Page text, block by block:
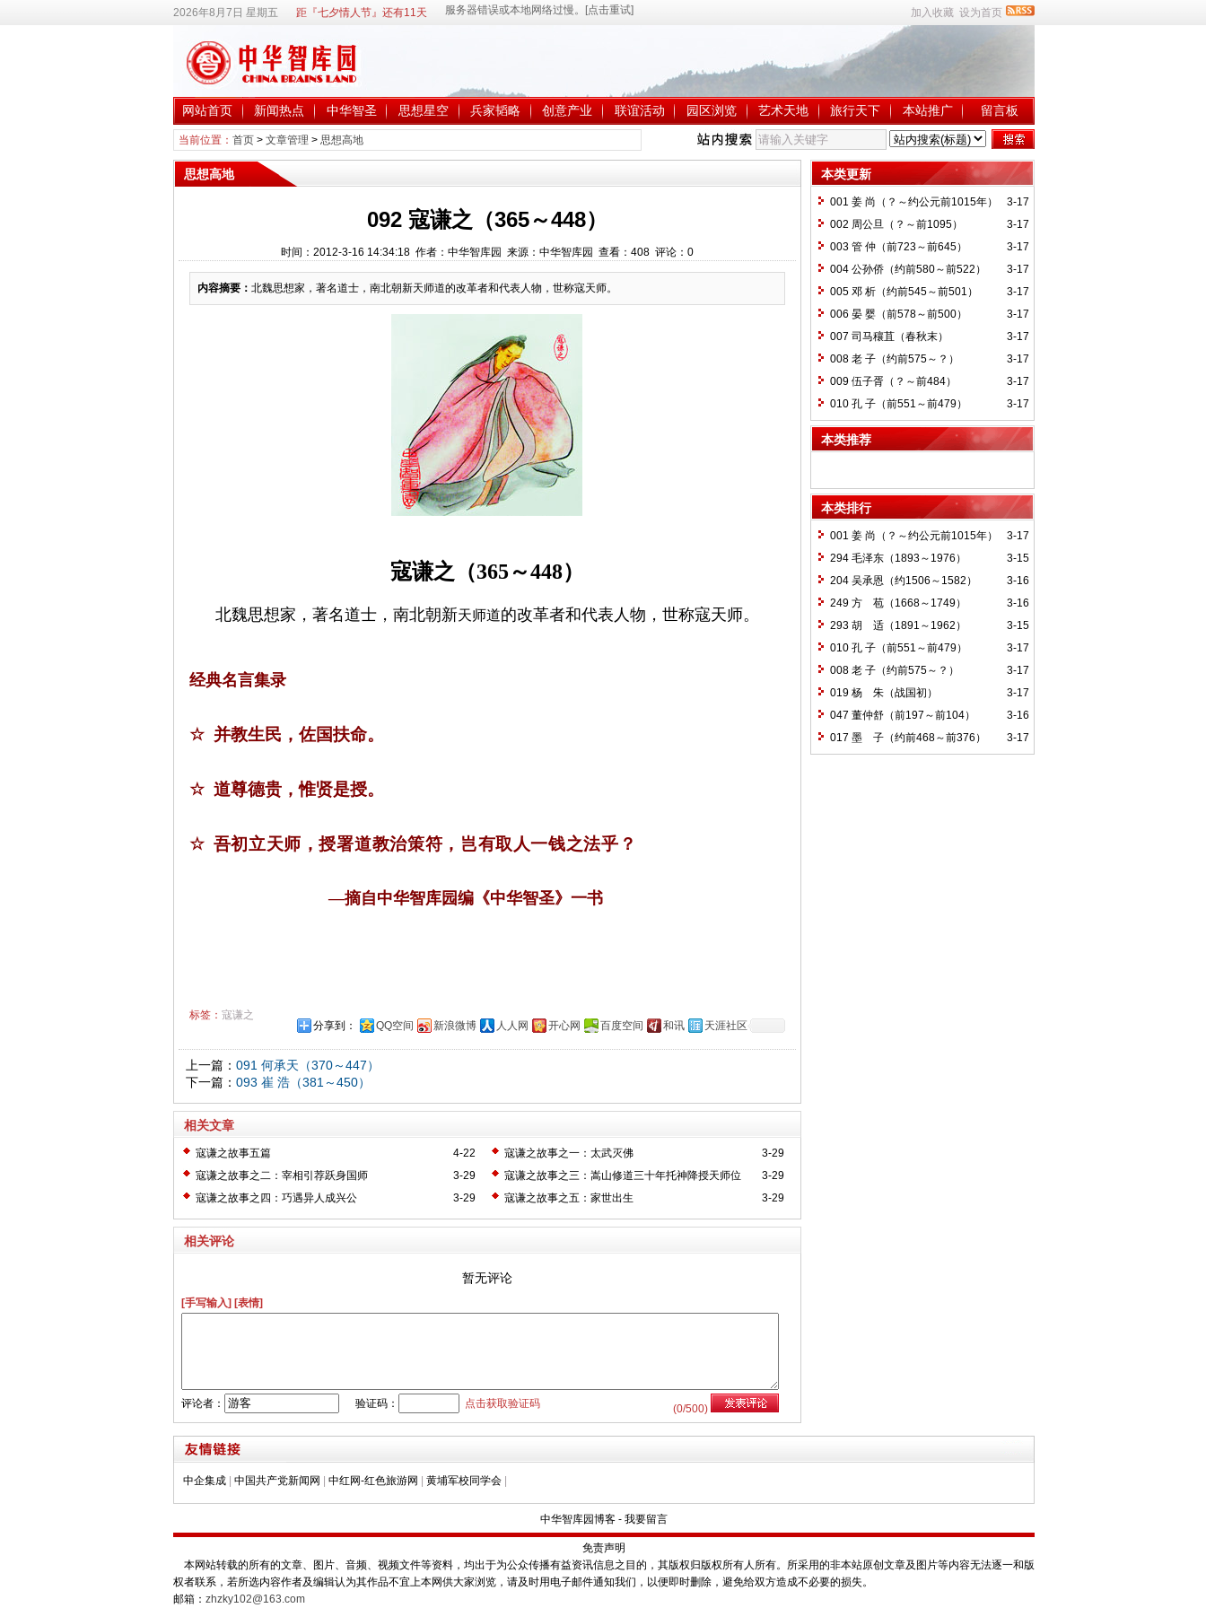
2026年8月7日 星期五 距『七夕情人节』还有11天 加入收藏 设为首页
网站首页 新闻热点 中华智圣 思想星空 兵家韬略 创意产业 联谊活动 园区浏览 艺术天地 旅行天下 本站推广 留言板
当前位置： 首页> 文章管理 > 思想高地
思想高地
092 寇谦之（365～448）
时间：2012-3-16 14:34:18 作者：中华智库园 来源：中华智库园 查看： 408评论： 0
内容摘要： 北魏思想家，著名道士，南北朝新天师道的改革者和代表人物，世称寇天师。
寇谦之（365～448）
北魏思想家，著名道士，南北朝新天师道的改革者和代表人物，世称寇天师。
经典名言集录
☆ 并教生民，佐国扶命。
☆ 道尊德贵，惟贤是授。
☆ 吾初立天师，授署道教治策符，岂有取人一钱之法乎？
—摘自中华智库园编《中华智圣》一书
标签： 寇谦之
分享到：
QQ空间 新浪微博 人人网 开心网 百度空间 和讯 天涯社区
上一篇： 091 何承天（370～447）
下一篇： 093 崔 浩（381～450）
相关文章
4-22
寇谦之故事五篇 3-29
寇谦之故事之一：太武灭佛
3-29
寇谦之故事之二：宰相引荐跃身国师 3-29
寇谦之故事之三：嵩山修道三十年托神降授天师位
3-29
寇谦之故事之四：巧遇异人成兴公 3-29
寇谦之故事之五：家世出生
相关评论
暂无评论
[手写输入] [表情]
(0/500)
评论者： 验证码： 点击获取验证码
本类更新
3-17
001 姜 尚（？～约公元前1015年）
3-17
002 周公旦（？～前1095）
3-17
003 管 仲（前723～前645）
3-17
004 公孙侨（约前580～前522）
3-17
005 邓 析（约前545～前501）
3-17
006 晏 婴（前578～前500）
3-17
007 司马穰苴（春秋末）
3-17
008 老 子（约前575～？）
3-17
009 伍子胥（？～前484）
3-17
010 孔 子（前551～前479）
本类推荐
本类排行
3-17
001 姜 尚（？～约公元前1015年）
3-15
294 毛泽东（1893～1976）
3-16
204 吴承恩（约1506～1582）
3-16
249 方 苞（1668～1749）
3-15
293 胡 适（1891～1962）
3-17
010 孔 子（前551～前479）
3-17
008 老 子（约前575～？）
3-17
019 杨 朱（战国初）
3-16
047 董仲舒（前197～前104）
3-17
017 墨 子（约前468～前376）
中企集成 中国共产党新闻网 中红网-红色旅游网 黄埔军校同学会
中华智库园博客- 我要留言
免责声明
本网站转载的所有的文章、图片、音频、视频文件等资料，均出于为公众传播有益资讯信息之目的，其版权归版权所有人所有。所采用的非本站原创文章及图片等内容无法逐一和版
权者联系，若所选内容作者及编辑认为其作品不宜上本网供大家浏览，请及时用电子邮件通知我们，以便即时删除，避免给双方造成不必要的损失。
邮箱： zhzky102@163.com